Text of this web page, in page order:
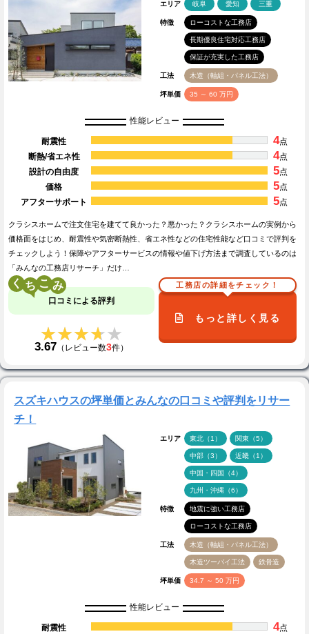
エリア 岐阜 愛知 三重
特徴 ローコストな工務店
長期優良住宅対応工務店
保証が充実した工務店
工法 木造（軸組・パネル工法）
坪単価 35 ～ 60 万円
性能レビュー
耐震性 4点
断熱/省エネ性
4点
設計の自由度
5点
価格
5点
アフターサポート
5点
クラシスホームで注文住宅を建てて良かった？悪かった？クラシスホームの実例から
価格面をはじめ、耐震性や気密断熱性、省エネ性などの住宅性能など口コミで評判を
チェックしよう！保障やアフターサービスの情報や値下げ方法まで調査しているのは
「みんなの工務店リサーチ」だけ…
く こ
口コミによる評判
★★★★★
★★★★★
3.67 （レビュー数3件）
工務店の詳細をチェック！
もっと詳しく見る
スズキハウスの坪単価とみんなの口コミや評判をリサー
チ！
エリア 東北（1） 関東（5）
中部（3） 近畿（1）
中国・四国（4）
九州・沖縄（6）
特徴 地震に強い工務店
ローコストな工務店
工法 木造（軸組・パネル工法）
木造ツーバイ工法 鉄骨造
坪単価 34.7 ～ 50 万円
性能レビュー
耐震性 4点